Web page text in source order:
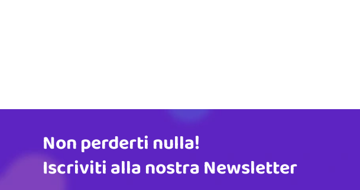
Indirizzo email
Non perderti nulla!
Iscriviti alla nostra Newsletter